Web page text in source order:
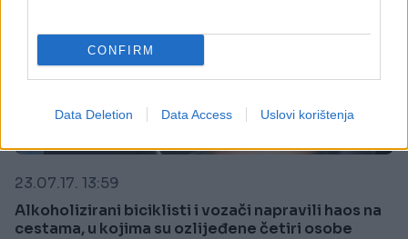
CONFIRM
Data Deletion Data Access Uslovi korištenja
23.07.17. 13:59
Alkoholizirani biciklisti i vozači napravili haos na
cestama, u kojima su ozlijeđene četiri osobe